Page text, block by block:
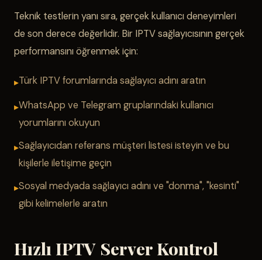
Teknik testlerin yanı sıra, gerçek kullanıcı deneyimleri
de son derece değerlidir. Bir IPTV sağlayıcısının gerçek
performansını öğrenmek için:
Türk IPTV forumlarında sağlayıcı adını aratın
WhatsApp ve Telegram gruplarındaki kullanıcı
yorumlarını okuyun
Sağlayıcıdan referans müşteri listesi isteyin ve bu
kişilerle iletişime geçin
Sosyal medyada sağlayıcı adını ve "donma", "kesinti"
gibi kelimelerle aratın
Hızlı IPTV Server Kontrol